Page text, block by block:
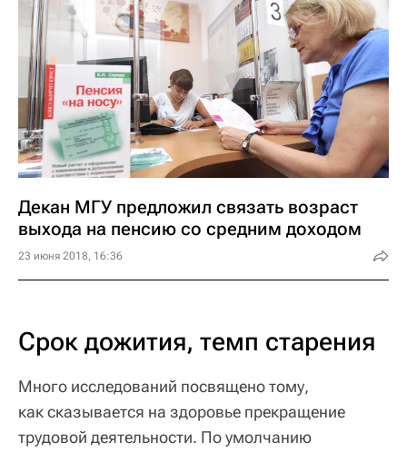
Декан МГУ предложил связать возраст
выхода на пенсию со средним доходом
23 июня 2018, 16:36
Срок дожития, темп старения
Много исследований посвящено тому,
как сказывается на здоровье прекращение
трудовой деятельности. По умолчанию